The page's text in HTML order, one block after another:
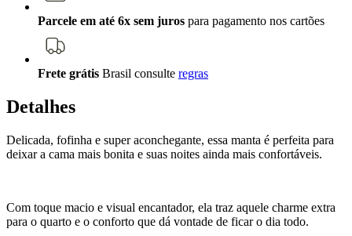
Parcele em até 6x sem juros para pagamento nos cartões
Frete grátis Brasil consulte regras
Detalhes
Delicada, fofinha e super aconchegante, essa manta é perfeita para
deixar a cama mais bonita e suas noites ainda mais confortáveis.
Com toque macio e visual encantador, ela traz aquele charme extra
para o quarto e o conforto que dá vontade de ficar o dia todo.